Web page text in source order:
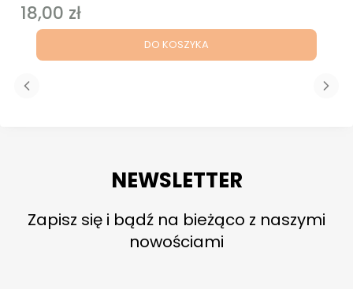
Cena
18,00 zł
DO KOSZYKA
NEWSLETTER
Zapisz się i bądź na bieżąco z naszymi
nowościami